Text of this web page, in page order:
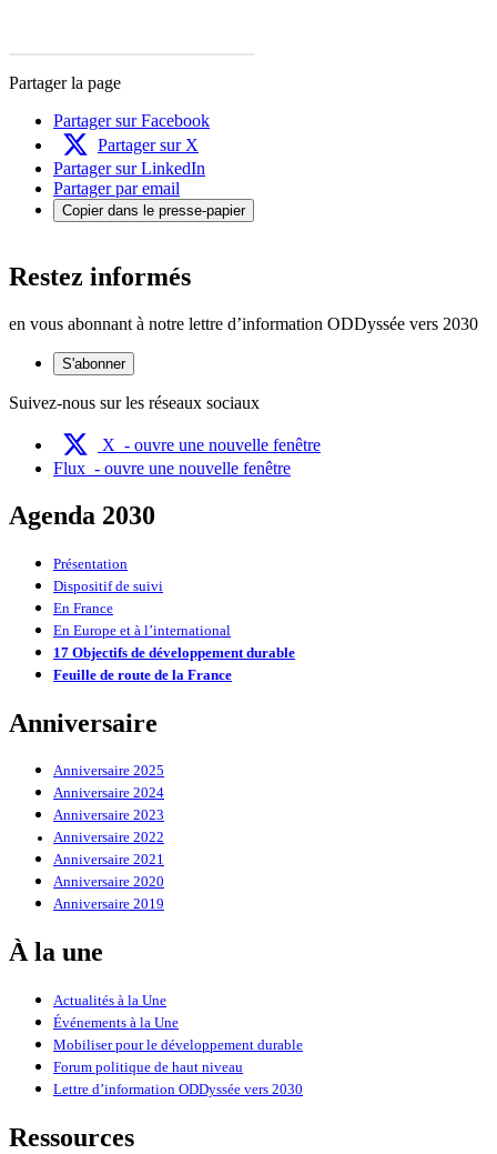
Partager la page
Partager sur Facebook
Partager sur X
Partager sur LinkedIn
Partager par email
Copier dans le presse-papier
Restez informés
en vous abonnant à notre lettre d’information ODDyssée vers 2030
S'abonner
Suivez-nous sur les réseaux sociaux
X - ouvre une nouvelle fenêtre
Flux - ouvre une nouvelle fenêtre
Agenda 2030
Présentation
Dispositif de suivi
En France
En Europe et à l’international
17 Objectifs de développement durable
Feuille de route de la France
Anniversaire
Anniversaire 2025
Anniversaire 2024
Anniversaire 2023
Anniversaire 2022
Anniversaire 2021
Anniversaire 2020
Anniversaire 2019
À la une
Actualités à la Une
Événements à la Une
Mobiliser pour le développement durable
Forum politique de haut niveau
Lettre d’information ODDyssée vers 2030
Ressources